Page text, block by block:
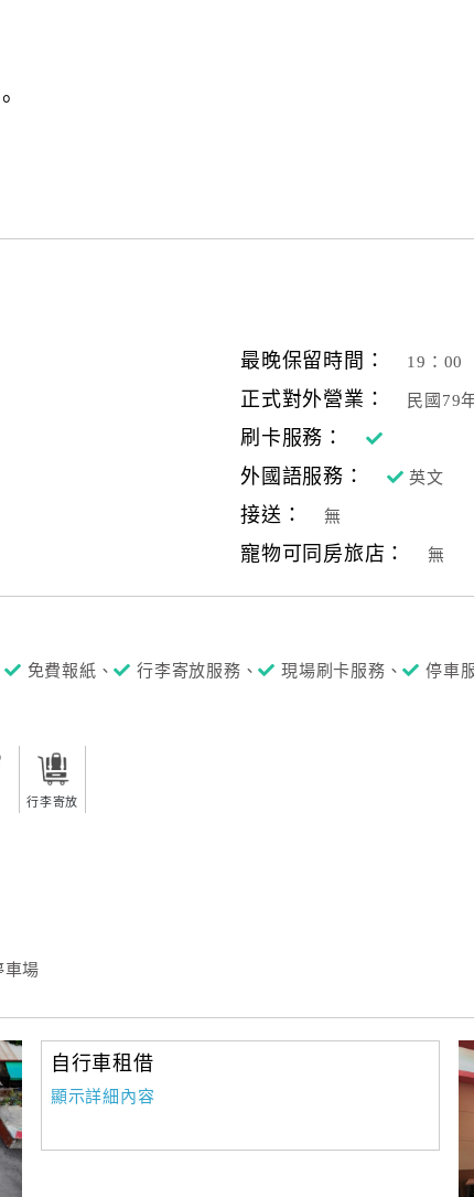
最晚保留時間： 19：00
正式對外營業： 民國79
刷卡服務：
外國語服務： 英文
接送： 無
寵物可同房旅店： 無
免費報紙、 行李寄放服務、 現場刷卡服務、 停車
行李寄放
車場
自行車租借
顯示詳細內容